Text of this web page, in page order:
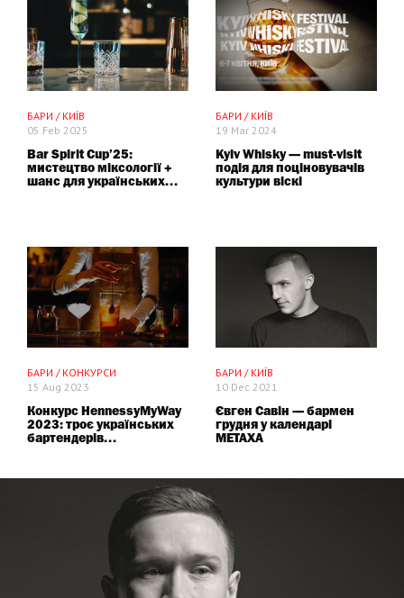
БАРИ / КИЇВ
05 Feb 2025
Bar Spirit Cup’25:
мистецтво міксології +
шанс для українських...
ПАРТНЕРСЬКИЙ МАТЕРІАЛ
БАРИ / КИЇВ
19 Mar 2024
Kyiv Whisky — must-visit
подія для поціновувачів
культури віскі
ПРОМО
БАРИ / КОНКУРСИ
15 Aug 2023
Конкурс HennessyMyWay
2023: троє українських
бартендерів...
СПЕЦПРОЕКТ
БАРИ / КИЇВ
10 Dec 2021
Євген Савін — бармен
грудня у календарі
METAXA